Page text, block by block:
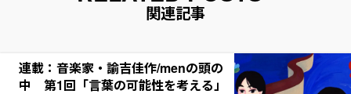
関連記事
連載：音楽家・諭吉佳作/menの頭の
中 第1回「言葉の可能性を考える」